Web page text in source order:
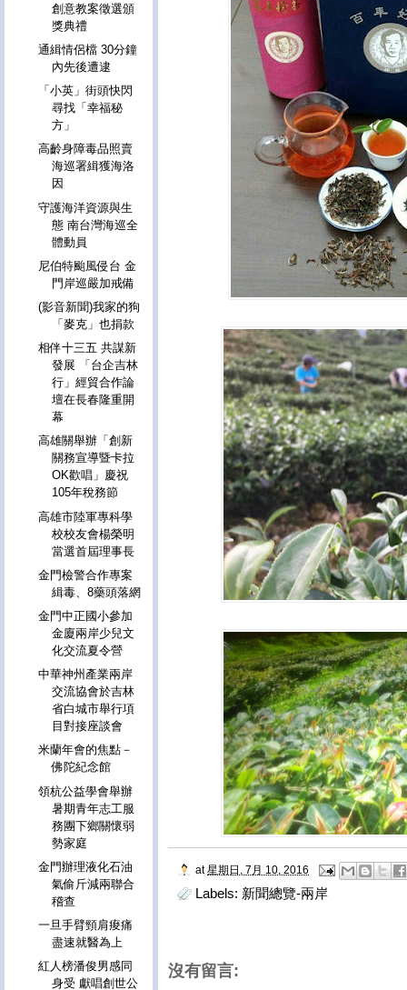
at 星期日, 7月 10, 2016
Labels: 新聞總覽-兩岸
沒有留言:
創意教案徵選頒
獎典禮
通緝情侶檔 30分鐘
內先後遭逮
「小英」街頭快閃
尋找「幸福秘
方」
高齡身障毒品照賣
海巡署緝獲海洛
因
守護海洋資源與生
態 南台灣海巡全
體動員
尼伯特颱風侵台 金
門岸巡嚴加戒備
(影音新聞)我家的狗
「麥克」也捐款
相伴十三五 共謀新
發展 「台企吉林
行」經貿合作論
壇在長春隆重開
幕
高雄關舉辦「創新
關務宣導暨卡拉
OK歡唱」慶祝
105年稅務節
高雄市陸軍專科學
校校友會楊榮明
當選首屆理事長
金門檢警合作專案
緝毒、8藥頭落網
金門中正國小參加
金廈兩岸少兒文
化交流夏令營
中華神州產業兩岸
交流協會於吉林
省白城市舉行項
目對接座談會
米蘭年會的焦點－
佛陀紀念館
領杭公益學會舉辦
暑期青年志工服
務團下鄉關懷弱
勢家庭
金門辦理液化石油
氣偷斤減兩聯合
稽查
一旦手臂頸肩痠痛
盡速就醫為上
紅人榜潘俊男感同
身受 獻唱創世公